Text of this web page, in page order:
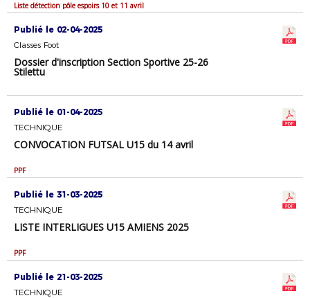
Liste détection pôle espoirs 10 et 11 avril
Publié le 02-04-2025
Classes Foot
Dossier d'inscription Section Sportive 25-26
Stilettu
Publié le 01-04-2025
TECHNIQUE
CONVOCATION FUTSAL U15 du 14 avril
PPF
Publié le 31-03-2025
TECHNIQUE
LISTE INTERLIGUES U15 AMIENS 2025
PPF
Publié le 21-03-2025
TECHNIQUE